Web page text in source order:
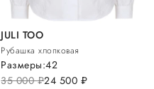
JULI TOO
Рубашка хлопковая
35 000руб.24 500 руб.
Размеры:42